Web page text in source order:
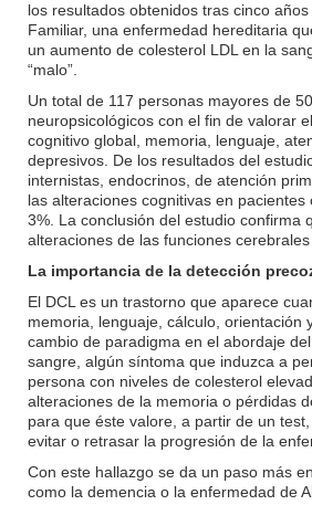
los resultados obtenidos tras cinco
Familiar, una enfermedad hereditaria
un aumento de colesterol LDL en la
“malo”.
Un total de 117 personas mayores de
neuropsicológicos con el fin de valorar
cognitivo global, memoria, lenguaje,
depresivos. De los resultados del
internistas, endocrinos, de atención
las alteraciones cognitivas en
3%. La conclusión del estudio confirma
alteraciones de las funciones cerebrales
La importancia de la detección
El DCL es un trastorno que aparece
memoria, lenguaje, cálculo,
cambio de paradigma en el abordaje
sangre, algún síntoma que induzca a
persona con niveles de colesterol
alteraciones de la memoria o pérdidas
para que éste valore, a partir de un
evitar o retrasar la progresión de la
Con este hallazgo se da un paso más
como la demencia o la enfermedad de